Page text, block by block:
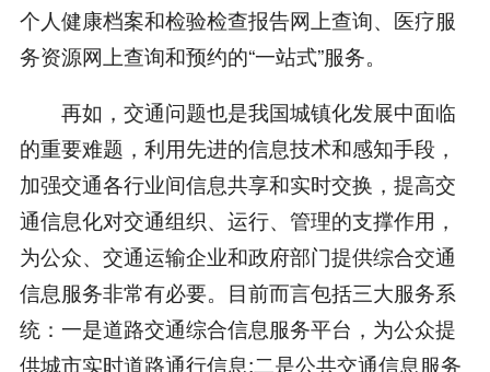
个人健康档案和检验检查报告网上查询、医疗服
务资源网上查询和预约的“一站式”服务。
再如，交通问题也是我国城镇化发展中面临
的重要难题，利用先进的信息技术和感知手段，
加强交通各行业间信息共享和实时交换，提高交
通信息化对交通组织、运行、管理的支撑作用，
为公众、交通运输企业和政府部门提供综合交通
信息服务非常有必要。目前而言包括三大服务系
统：一是道路交通综合信息服务平台，为公众提
供城市实时道路通行信息;二是公共交通信息服务